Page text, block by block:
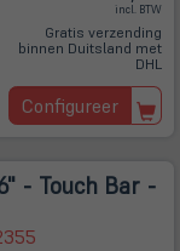
incl. BTW
Gratis verzending
binnen Duitsland met
DHL
Configureer
- Touch Bar -